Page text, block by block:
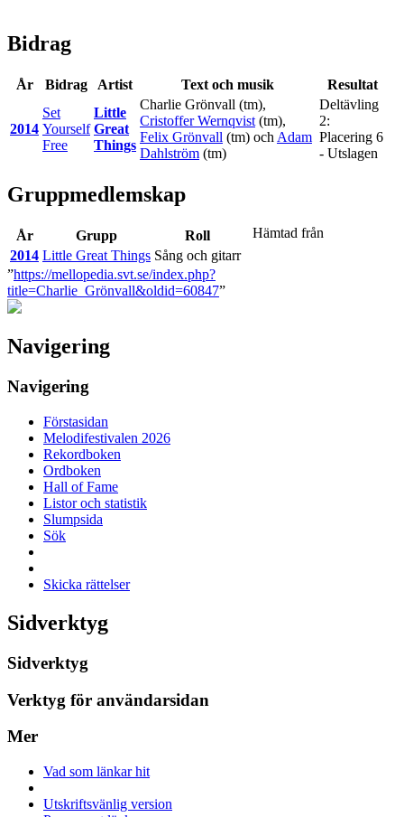
Bidrag
År Bidrag Artist Text och musik Resultat
2014
Set
Yourself
Free
Little
Great
Things
Charlie Grönvall (tm),
Cristoffer Wernqvist (tm),
Felix Grönvall (tm) och Adam
Dahlström (tm)
Deltävling
2:
Placering 6
- Utslagen
Gruppmedlemskap
År Grupp
Roll
2014 Little Great Things Sång och gitarr
Hämtad från
”https://mellopedia.svt.se/index.php?
title=Charlie_Grönvall&oldid=60847”
Navigering
Navigering
Förstasidan
Melodifestivalen 2026
Rekordboken
Ordboken
Hall of Fame
Listor och statistik
Slumpsida
Sök
Skicka rättelser
Sidverktyg
Sidverktyg
Verktyg för användarsidan
Mer
Vad som länkar hit
Utskriftsvänlig version